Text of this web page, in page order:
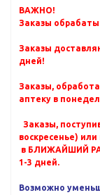
ВАЖНО!
Заказы
Заказы
дней!
Заказы,
аптеку в
Заказы,
воскресенье)
в БЛИЖАЙШИЙ
1-3 дней.
Возможно